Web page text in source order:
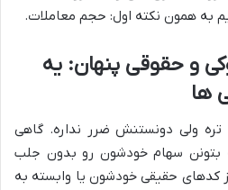
به همون نکته اول: حجم معاملات.
و حقوقی پنهان: یه
ها
تره ولی دونستنش ضرر نداره. گاهی
بتونن سهام خودشون رو بدون جلب
کدهای حقیقی خودشون یا وابسته به